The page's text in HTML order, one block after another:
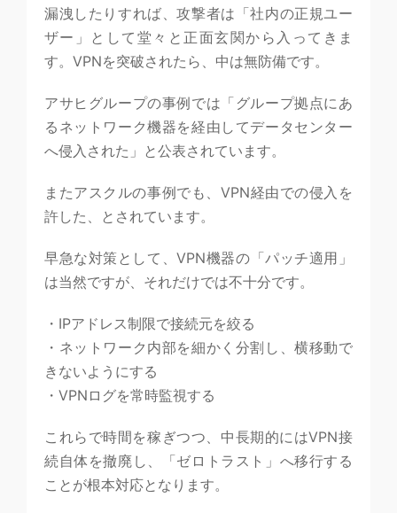
漏洩したりすれば、攻撃者は「社内の正規ユー
ザー」として堂々と正面玄関から入ってきま
す。VPNを突破されたら、中は無防備です。
アサヒグループの事例では「グループ拠点にあ
るネットワーク機器を経由してデータセンター
へ侵入された」と公表されています。
またアスクルの事例でも、VPN経由での侵入を
許した、とされています。
早急な対策として、VPN機器の「パッチ適用」
は当然ですが、それだけでは不十分です。
・IPアドレス制限で接続元を絞る
・ネットワーク内部を細かく分割し、横移動で
きないようにする
・VPNログを常時監視する
これらで時間を稼ぎつつ、中長期的にはVPN接
続自体を撤廃し、「ゼロトラスト」へ移行する
ことが根本対応となります。